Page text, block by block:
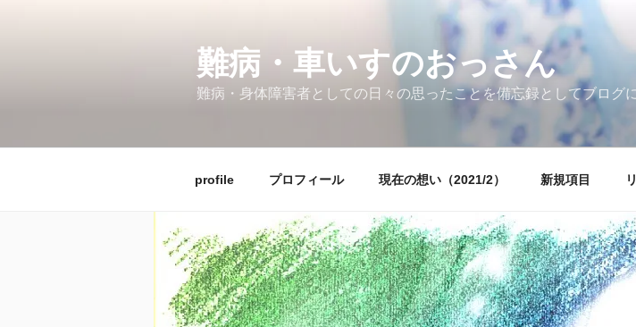
難病・車いすのおっさ
難病・身体障害者としての日々の思ったことを備忘録としてブログ
profile プロフィール 現在の想い（2021/2） 新規項目